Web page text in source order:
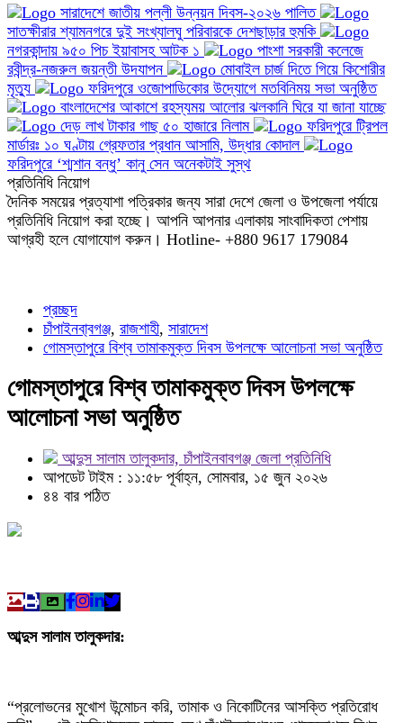
সারাদেশে জাতীয় পল্লী উন্নয়ন দিবস-২০২৬ পালিত
সাতক্ষীরার শ্যামনগরে দুই সংখ্যালঘু পরিবারকে দেশছাড়ার হুমকি
নগরকান্দায় ৯৫০ পিচ ইয়াবাসহ আটক ১
পাংশা সরকারী কলেজে
রবীন্দ্র-নজরুল জয়ন্তী উদযাপন
মোবাইল চার্জ দিতে গিয়ে কিশোরীর
মৃত্যু
ফরিদপুরে ওজোপাডিকোর উদ্যোগে মতবিনিময় সভা অনুষ্ঠিত
বাংলাদেশের আকাশে রহস্যময় আলোর ঝলকানি ঘিরে যা জানা যাচ্ছে
দেড় লাখ টাকার গাছ ৫০ হাজারে নিলাম
ফরিদপুরে ট্রিপল
মার্ডারঃ ১০ ঘণ্টায় গ্রেফতার প্রধান আসামি, উদ্ধার কোদাল
ফরিদপুরে ‘শ্মশান বন্ধু’ কানু সেন অনেকটাই সুস্থ
প্রতিনিধি নিয়োগ
দৈনিক সময়ের প্রত্যাশা পত্রিকার জন্য সারা দেশে জেলা ও উপজেলা পর্যায়ে
প্রতিনিধি নিয়োগ করা হচ্ছে। আপনি আপনার এলাকায় সাংবাদিকতা পেশায়
আগ্রহী হলে যোগাযোগ করুন। Hotline- +880 9617 179084
প্রচ্ছদ
চাঁপাইনবা্বগঞ্জ, রাজশাহী, সারাদেশ
গোমস্তাপুরে বিশ্ব তামাকমুক্ত দিবস উপলক্ষে আলোচনা সভা অনুষ্ঠিত
গোমস্তাপুরে বিশ্ব তামাকমুক্ত দিবস উপলক্ষে
আলোচনা সভা অনুষ্ঠিত
আব্দুস সালাম তালুকদার, চাঁপাইনবাবগঞ্জ জেলা প্রতিনিধি
আপডেট টাইম : ১১:৫৮ পূর্বাহ্ন, সোমবার, ১৫ জুন ২০২৬
৪৪ বার পঠিত
আব্দুস সালাম তালুকদার:
“প্রলোভনের মুখোশ উন্মোচন করি, তামাক ও নিকোটিনের আসক্তি প্রতিরোধ